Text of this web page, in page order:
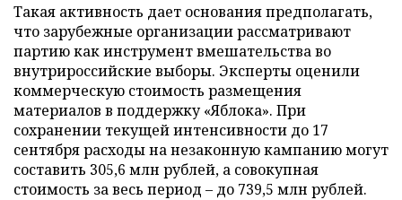
Такая активность дает основания предполагать,
что зарубежные организации рассматривают
партию как инструмент вмешательства во
внутрироссийские выборы. Эксперты оценили
коммерческую стоимость размещения
материалов в поддержку «Яблока». При
сохранении текущей интенсивности до 17
сентября расходы на незаконную кампанию могут
составить 305,6 млн рублей, а совокупная
стоимость за весь период – до 739,5 млн рублей.